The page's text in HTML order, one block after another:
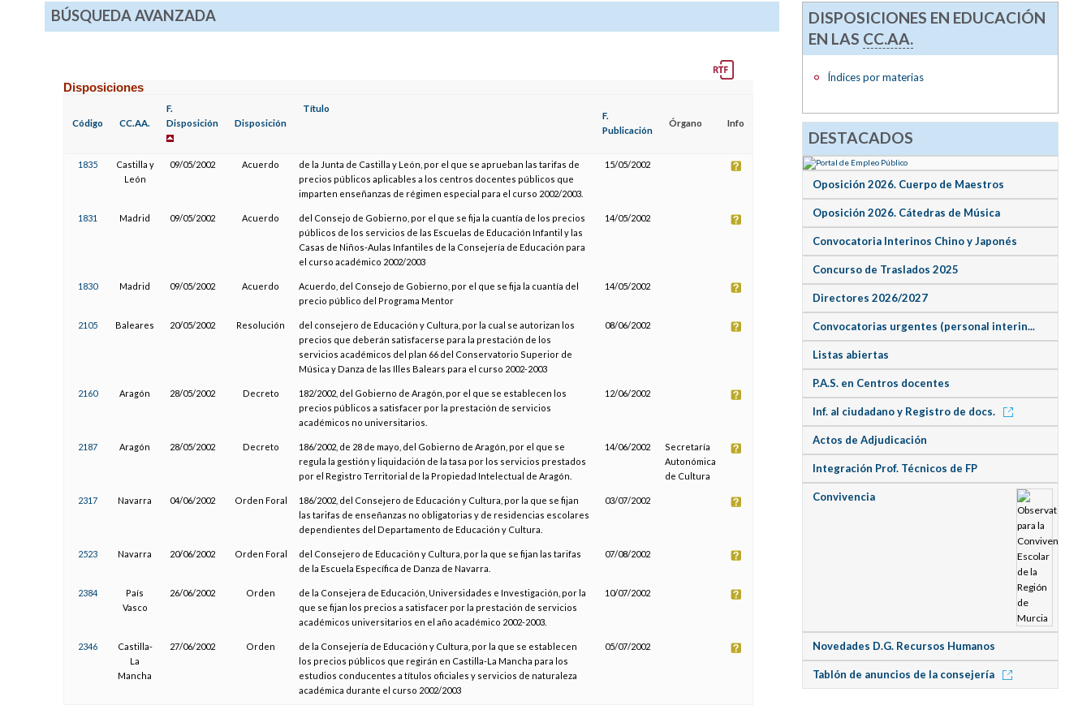
BÚSQUEDA AVANZADA
Disposiciones
Código CC.AA.
F.
Disposición
Disposición
Título
F.
Publicación
Órgano Info
1835
Castilla y
León
09/05/2002 Acuerdo
de la Junta de Castilla y León, por el que se aprueban las tarifas de
precios públicos aplicables a los centros docentes públicos que
imparten enseñanzas de régimen especial para el curso 2002/2003.
15/05/2002
1831 Madrid 09/05/2002 Acuerdo
del Consejo de Gobierno, por el que se fija la cuantía de los precios
públicos de los servicios de las Escuelas de Educación Infantil y las
Casas de Niños-Aulas Infantiles de la Consejería de Educación para
el curso académico 2002/2003
14/05/2002
1830 Madrid 09/05/2002 Acuerdo
Acuerdo, del Consejo de Gobierno, por el que se fija la cuantía del
precio público del Programa Mentor
14/05/2002
2105 Baleares 20/05/2002 Resolución
del consejero de Educación y Cultura, por la cual se autorizan los
precios que deberán satisfacerse para la prestación de los
servicios académicos del plan 66 del Conservatorio Superior de
Música y Danza de las Illes Balears para el curso 2002-2003
08/06/2002
2160 Aragón 28/05/2002 Decreto
182/2002, del Gobierno de Aragón, por el que se establecen los
precios públicos a satisfacer por la prestación de servicios
académicos no universitarios.
12/06/2002
2187 Aragón 28/05/2002 Decreto
186/2002, de 28 de mayo, del Gobierno de Aragón, por el que se
regula la gestión y liquidación de la tasa por los servicios prestados
por el Registro Territorial de la Propiedad Intelectual de Aragón.
14/06/2002
Secretaría
Autonómica
de Cultura
2317 Navarra 04/06/2002 Orden Foral
186/2002, del Consejero de Educación y Cultura, por la que se fijan
las tarifas de enseñanzas no obligatorias y de residencias escolares
dependientes del Departamento de Educación y Cultura.
03/07/2002
2523 Navarra 20/06/2002 Orden Foral
del Consejero de Educación y Cultura, por la que se fijan las tarifas
de la Escuela Específica de Danza de Navarra.
07/08/2002
2384
País
Vasco
26/06/2002 Orden
de la Consejera de Educación, Universidades e Investigación, por la
que se fijan los precios a satisfacer por la prestación de servicios
académicos universitarios en el año académico 2002-2003.
10/07/2002
2346
Castilla-
La
Mancha
27/06/2002 Orden
de la Consejería de Educación y Cultura, por la que se establecen
los precios públicos que regirán en Castilla-La Mancha para los
estudios conducentes a títulos oficiales y servicios de naturaleza
académica durante el curso 2002/2003
05/07/2002
DISPOSICIONES EN EDUCACIÓN
EN LAS CC.AA.
Índices por materias
DESTACADOS
Oposición 2026. Cuerpo de Maestros
Oposición 2026. Cátedras de Música
Convocatoria Interinos Chino y Japonés
Concurso de Traslados 2025
Directores 2026/2027
Convocatorias urgentes (personal interin...
Listas abiertas
P.A.S. en Centros docentes
Inf. al ciudadano y Registro de docs.
Actos de Adjudicación
Integración Prof. Técnicos de FP
Convivencia
Novedades D.G. Recursos Humanos
Tablón de anuncios de la consejería